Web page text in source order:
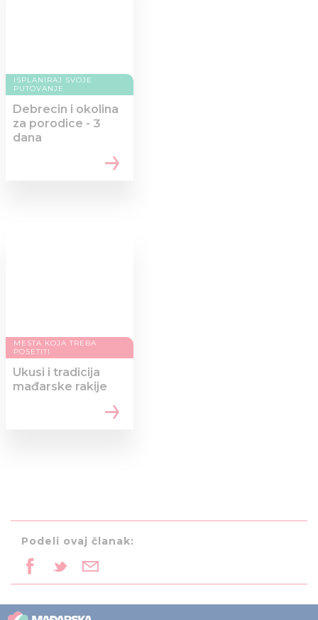
ISPLANIRAJ SVOJE
PUTOVANJE
Debrecin i okolina
za porodice - 3
dana
MESTA KOJA TREBA
POSETITI
Ukusi i tradicija
mađarske rakije
Podeli ovaj članak: